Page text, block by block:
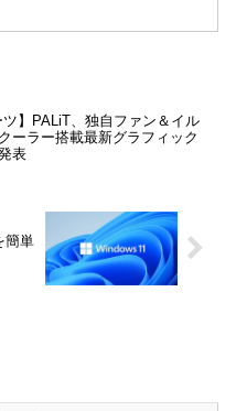
ツ】PALiT、独自ファン＆イル
ーラー搭載最新グラフィック
表
簡単